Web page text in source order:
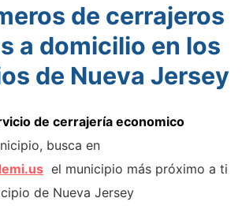
de cerrajeros
a domicilio en los
de Nueva Jersey
de cerrajería economico
busca en
el municipio más próximo a ti
de Nueva Jersey